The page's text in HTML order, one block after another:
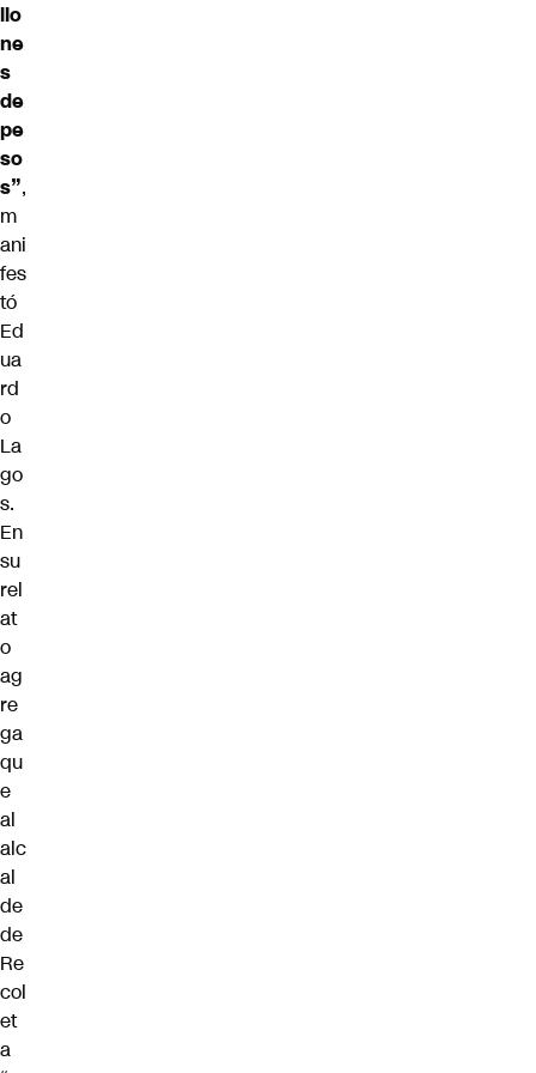
llo
ne
s
de
pe
so
s”,
m
ani
fes
tó
Ed
ua
rd
o
La
go
s.
En
su
rel
at
o
ag
re
ga
qu
e
al
alc
al
de
de
Re
col
et
a